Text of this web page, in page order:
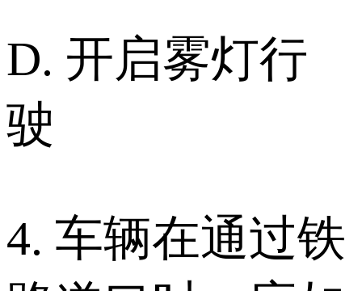
D. 开启雾灯行
驶
4. 车辆在通过铁